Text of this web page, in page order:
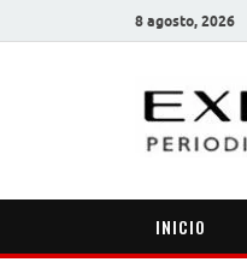
8 agosto, 2026
INICIO